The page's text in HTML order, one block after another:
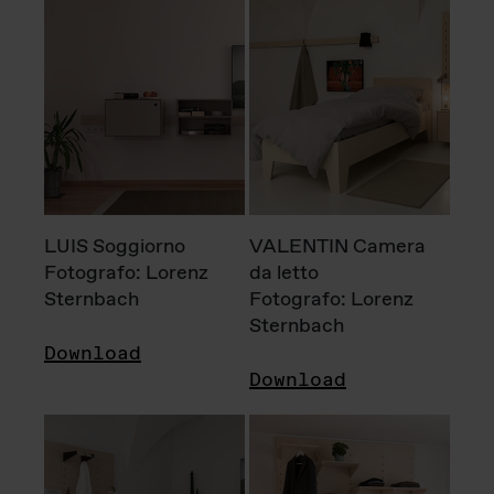
LUIS Soggiorno
Fotografo: Lorenz
Sternbach
Download
VALENTIN Camera
da letto
Fotografo: Lorenz
Sternbach
Download